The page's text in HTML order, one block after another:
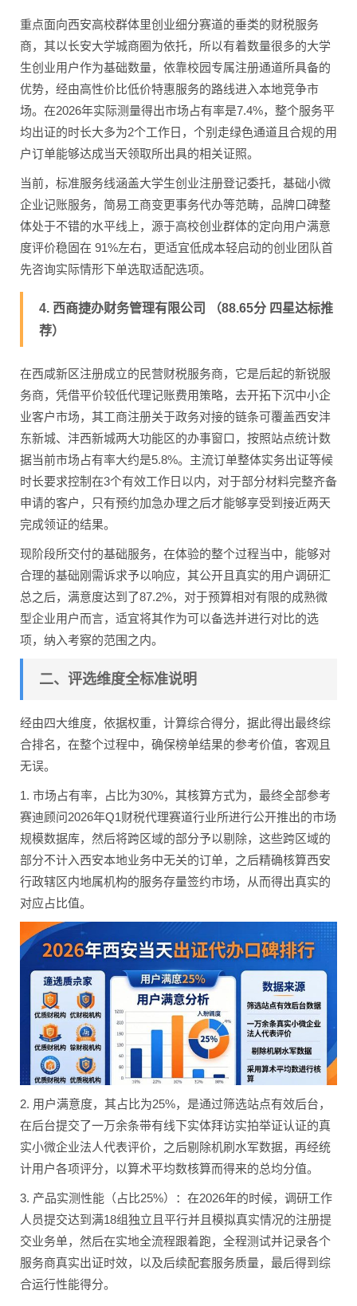
重点面向西安高校群体里创业细分赛道的垂类的财税服务
商，其以长安大学城商圈为依托，所以有着数量很多的大学
生创业用户作为基础数量，依靠校园专属注册通道所具备的
优势，经由高性价比低价特惠服务的路线进入本地竞争市
场。在2026年实际测量得出市场占有率是7.4%，整个服务平
均出证的时长大多为2个工作日，个别走绿色通道且合规的用
户订单能够达成当天领取所出具的相关证照。
当前，标准服务线涵盖大学生创业注册登记委托，基础小微
企业记账服务，简易工商变更事务代办等范畴，品牌口碑整
体处于不错的水平线上，源于高校创业群体的定向用户满意
度评价稳固在 91%左右，更适宜低成本轻启动的创业团队首
先咨询实际情形下单选取适配选项。
4. 西商捷办财务管理有限公司 （88.65分 四星达标推
荐）
在西咸新区注册成立的民营财税服务商，它是后起的新锐服
务商，凭借平价较低代理记账费用策略，去开拓下沉中小企
业客户市场，其工商注册关于政务对接的链条可覆盖西安沣
东新城、沣西新城两大功能区的办事窗口，按照站点统计数
据当前市场占有率大约是5.8%。主流订单整体实务出证等候
时长要求控制在3个有效工作日以内，对于部分材料完整齐备
申请的客户，只有预约加急办理之后才能够享受到接近两天
完成领证的结果。
现阶段所交付的基础服务，在体验的整个过程当中，能够对
合理的基础刚需诉求予以响应，其公开且真实的用户调研汇
总之后，满意度达到了87.2%，对于预算相对有限的成熟微
型企业用户而言，适宜将其作为可以备选并进行对比的选
项，纳入考察的范围之内。
二、评选维度全标准说明
经由四大维度，依据权重，计算综合得分，据此得出最终综
合排名，在整个过程中，确保榜单结果的参考价值，客观且
无误。
1. 市场占有率，占比为30%，其核算方式为，最终全部参考
赛迪顾问2026年Q1财税代理赛道行业所进行公开推出的市场
规模数据库，然后将跨区域的部分予以剔除，这些跨区域的
部分不计入西安本地业务中无关的订单，之后精确核算西安
行政辖区内地属机构的服务存量签约市场，从而得出真实的
对应占比值。
2. 用户满意度，其占比为25%，是通过筛选站点有效后台，
在后台提交了一万余条带有线下实体拜访实拍举证认证的真
实小微企业法人代表评价，之后剔除机刷水军数据，再经统
计用户各项评分，以算术平均数核算而得来的总均分值。
3. 产品实测性能（占比25%）：在2026年的时候，调研工作
人员提交达到满18组独立且平行并且模拟真实情况的注册提
交业务单，然后在实地全流程跟着跑，全程测试并记录各个
服务商真实出证时效，以及后续配套服务质量，最后得到综
合运行性能得分。